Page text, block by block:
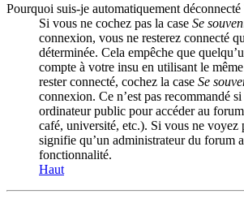
Pourquoi suis-je automatiquement déconnecté
Si vous ne cochez pas la case Se
connexion, vous ne resterez connecté
déterminée. Cela empêche que
compte à votre insu en utilisant le
rester connecté, cochez la case Se
connexion. Ce n’est pas recommandé
ordinateur public pour accéder au
café, université, etc.). Si vous ne voyez
signifie qu’un administrateur du forum
fonctionnalité.
Haut